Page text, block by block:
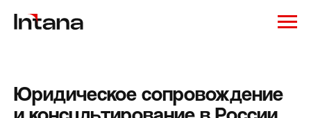
Юридическое сопровождение